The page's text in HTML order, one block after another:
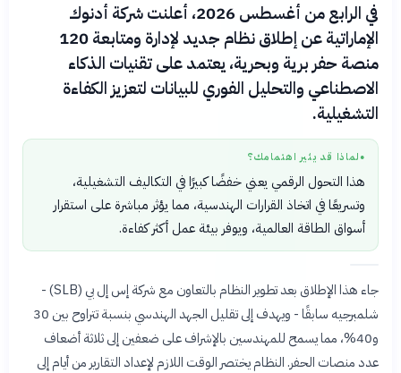
في الرابع من أغسطس 2026، أعلنت شركة أدنوك
الإماراتية عن إطلاق نظام جديد لإدارة ومتابعة 120
منصة حفر برية وبحرية، يعتمد على تقنيات الذكاء
الاصطناعي والتحليل الفوري للبيانات لتعزيز الكفاءة
التشغيلية.
● لماذا قد يثير اهتمامك؟
هذا التحول الرقمي يعني خفضًا كبيرًا في التكاليف التشغيلية،
وتسريعًا في اتخاذ القرارات الهندسية، مما يؤثر مباشرة على استقرار
أسواق الطاقة العالمية، ويوفر بيئة عمل أكثر كفاءة.
جاء هذا الإطلاق بعد تطوير النظام بالتعاون مع شركة إس إل بي (SLB) -
شلمبرجيه سابقًا - ويهدف إلى تقليل الجهد الهندسي بنسبة تتراوح بين 30
و40%، مما يسمح للمهندسين بالإشراف على ضعفين إلى ثلاثة أضعاف
عدد منصات الحفر. النظام يختصر الوقت اللازم لإعداد التقارير من أيام إلى